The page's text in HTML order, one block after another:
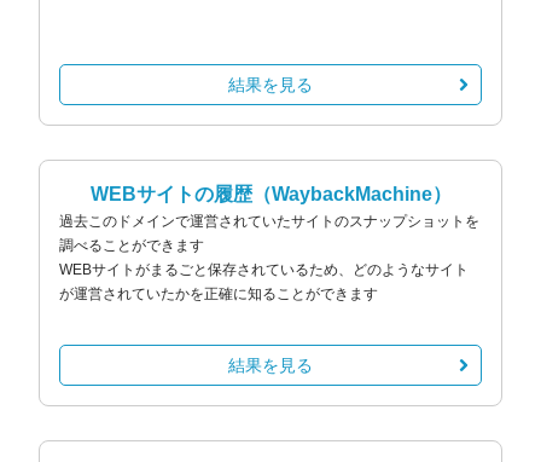
結果を見る
WEBサイトの履歴（WaybackMachine）
過去このドメインで運営されていたサイトのスナップショットを
調べることができます
WEBサイトがまるごと保存されているため、どのようなサイト
が運営されていたかを正確に知ることができます
結果を見る